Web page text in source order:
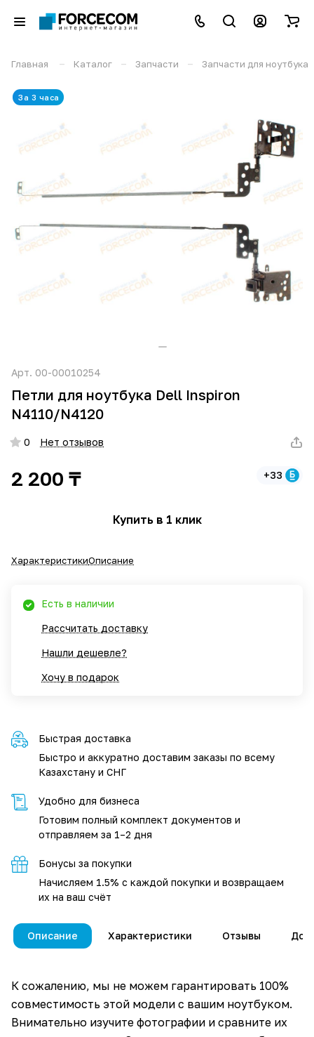
Главная – Каталог – Запчасти – Запчасти для ноутбука
За 3 часа
Арт. 00-00010254
Петли для ноутбука Dell Inspiron
N4110/N4120
0 Нет отзывов
2 200 ₸ +33
Купить в 1 клик
ХарактеристикиОписание
Есть в наличии
Рассчитать доставку
Нашли дешевле?
Хочу в подарок
Быстрая доставка
Быстро и аккуратно доставим заказы по всему
Казахстану и СНГ
Удобно для бизнеса
Готовим полный комплект документов и
отправляем за 1–2 дня
Бонусы за покупки
Начисляем 1.5% с каждой покупки и возвращаем
их на ваш счёт
Описание Характеристики Отзывы
К сожалению, мы не можем гарантировать 100%
совместимость этой модели с вашим ноутбуком.
Внимательно изучите фотографии и сравните их